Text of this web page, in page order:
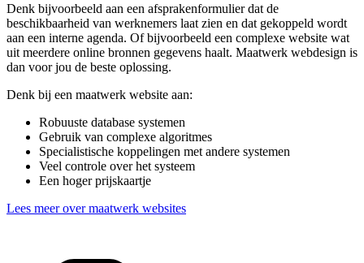
Denk bijvoorbeeld aan een afsprakenformulier dat de
beschikbaarheid van werknemers laat zien en dat gekoppeld wordt
aan een interne agenda. Of bijvoorbeeld een complexe website wat
uit meerdere online bronnen gegevens haalt. Maatwerk webdesign is
dan voor jou de beste oplossing.
Denk bij een maatwerk website aan:
Robuuste database systemen
Gebruik van complexe algoritmes
Specialistische koppelingen met andere systemen
Veel controle over het systeem
Een hoger prijskaartje
Lees meer over maatwerk websites